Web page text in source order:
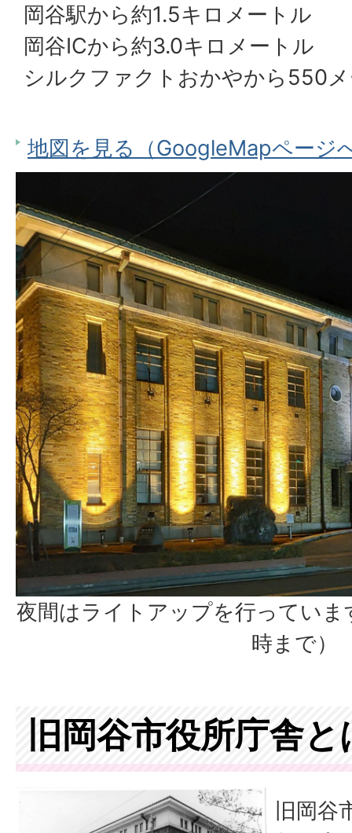
岡谷駅から約1.5キロメートル
岡谷ICから約3.0キロメートル
シルクファクトおかやから550
地図を見る（GoogleMapページ
夜間はライトアップを行っていま
時まで）
旧岡谷市役所庁舎と
旧岡谷